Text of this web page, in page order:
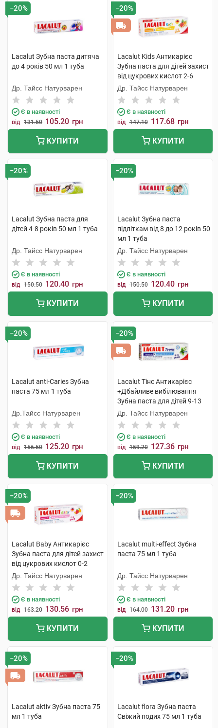
−20%
Lacalut Зубна паста дитяча
до 4 років 50 мл 1 туба
Др. Тайсс Натурварен
Є в наявності
від 131.50 105.20 грн
КУПИТИ
−20%
Lacalut Kids Антикарієс
Зубна паста для дітей захист
від цукрових кислот 2-6
років 55 мл 1 туба
Др. Тайсс Натурварен
Є в наявності
від 147.10 117.68 грн
КУПИТИ
−20%
Lacalut Зубна паста для
дітей 4-8 років 50 мл 1 туба
Др. Тайсс Натурварен
Є в наявності
від 150.50 120.40 грн
КУПИТИ
−20%
Lacalut Зубна паста
підліткам від 8 до 12 років 50
мл 1 туба
Др. Тайсс Натурварен
Є в наявності
від 150.50 120.40 грн
КУПИТИ
−20%
Lacalut anti-Caries Зубна
паста 75 мл 1 туба
Др.Тайсс Натурварен
Є в наявності
від 156.50 125.20 грн
КУПИТИ
−20%
Lacalut Тінс Антикарієс
+Дбайливе вибілювання
Зубна паста для дітей 9-13
років 55 мл 1 туба
Др. Тайсс Натурварен
Є в наявності
від 159.20 127.36 грн
КУПИТИ
−20%
Lacalut Baby Антикарієс
Зубна паста для дітей захист
від цукрових кислот 0-2
років 55 мл 1 туба
Др. Тайсс Натурварен
Є в наявності
від 163.20 130.56 грн
КУПИТИ
−20%
Lacalut multi-effect Зубна
паста 75 мл 1 туба
Др. Тайсс Натурварен
Є в наявності
від 164.00 131.20 грн
КУПИТИ
−20%
Lacalut aktiv Зубна паста 75
мл 1 туба
−20%
Lacalut flora Зубна паста
Свіжий подих 75 мл 1 туба